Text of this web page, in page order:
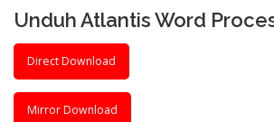
Unduh Atlantis Word
Direct Download
Mirror Download